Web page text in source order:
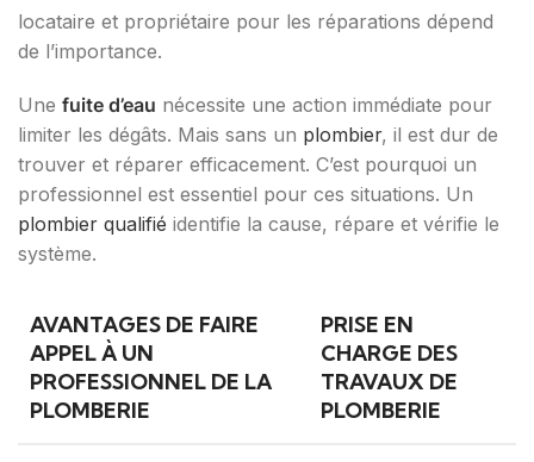
locataire et propriétaire pour les réparations dépend
de l’importance.
Une fuite d’eau nécessite une action immédiate pour
limiter les dégâts. Mais sans un plombier, il est dur de
trouver et réparer efficacement. C’est pourquoi un
professionnel est essentiel pour ces situations. Un
plombier qualifié identifie la cause, répare et vérifie le
système.
AVANTAGES DE FAIRE
APPEL À UN
PROFESSIONNEL DE LA
PLOMBERIE
PRISE EN
CHARGE DES
TRAVAUX DE
PLOMBERIE